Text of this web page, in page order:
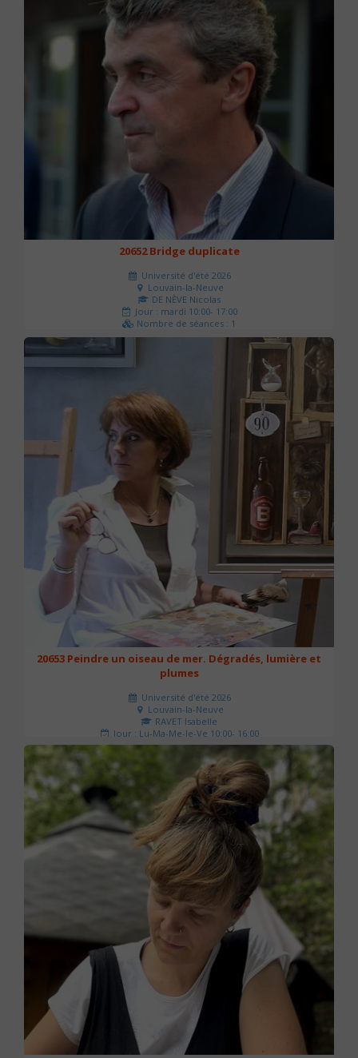
20652 Bridge duplicate
Université d'été 2026
Louvain-la-Neuve
DE NÈVE Nicolas
Jour : mardi 10:00- 17:00
Nombre de séances : 1
50 €
20653 Peindre un oiseau de mer. Dégradés, lumière et
plumes
Université d'été 2026
Louvain-la-Neuve
RAVET Isabelle
Jour : Lu-Ma-Me-Je-Ve 10:00- 16:00
Nombre de séances : 2